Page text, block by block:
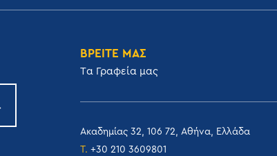
ΒΡΕΙΤΕ ΜΑΣ
Tα Γραφεία μας
Ακαδημίας 32, 106 72, Αθήνα, Ελλάδα
T. +30 210 3609801